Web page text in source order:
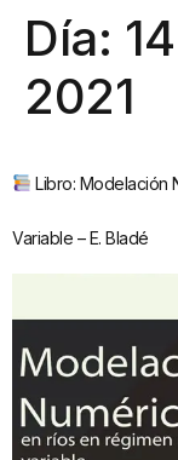
Día:
2021
Libro: Modelación
Variable – E. Bladé